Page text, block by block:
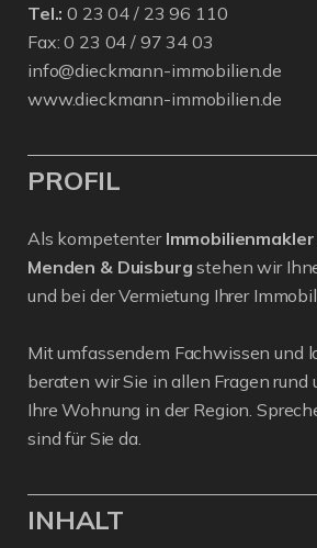
Tel.: 0 23 04 / 23 96 110
Fax: 0 23 04 / 97 34 03
info@dieckmann-immobilien.de
www.dieckmann-immobilien.de
PROFIL
Als kompetenter
Menden & Duisburg stehen wir
und bei der Vermietung Ihrer
Mit umfassendem Fachwissen und
beraten wir Sie in allen Fragen rund
Ihre Wohnung in der Region.
sind für Sie da.
INHALT